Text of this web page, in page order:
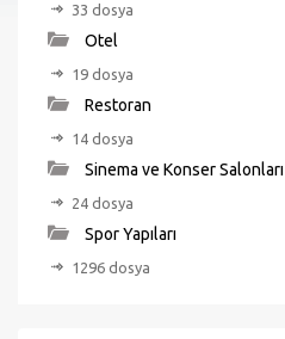
33 dosya
Otel
19 dosya
Restoran
14 dosya
Sinema ve Konser Salonları
24 dosya
Spor Yapıları
1296 dosya